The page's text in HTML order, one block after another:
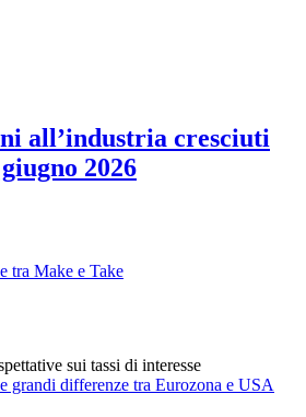
all’industria cresciuti
2026
tra Make e Take
sui tassi di interesse
grandi differenze tra Eurozona e USA